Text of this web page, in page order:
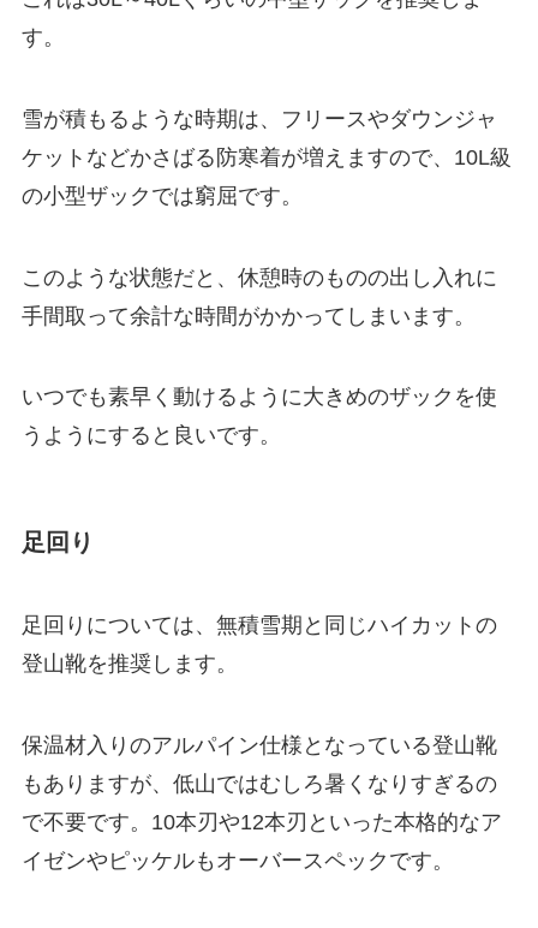
す。
雪が積もるような時期は、フリースやダウンジャ
ケットなどかさばる防寒着が増えますので、10L級
の小型ザックでは窮屈です。
このような状態だと、休憩時のものの出し入れに
手間取って余計な時間がかかってしまいます。
いつでも素早く動けるように大きめのザックを使
うようにすると良いです。
足回り
足回りについては、 無積雪期と同じハイカットの
登山靴を推奨します。
保温材入りのアルパイン仕様となっている登山靴
もありますが、低山ではむしろ暑くなりすぎるの
で不要です。10本刃や12本刃といった本格的なア
イゼンやピッケルもオーバースペックです。